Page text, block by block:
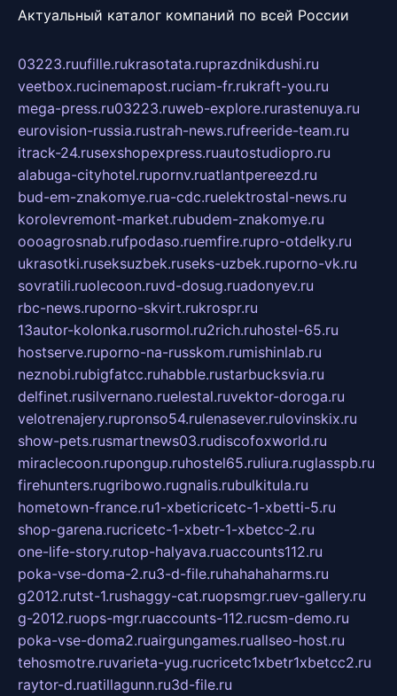
Актуальный каталог компаний по всей России
03223.ruufille.rukrasotata.ruprazdnikdushi.ru
veetbox.rucinemapost.ruciam-fr.rukraft-you.ru
mega-press.ru03223.ruweb-explore.rurastenuya.ru
eurovision-russia.rustrah-news.rufreeride-team.ru
itrack-24.rusexshopexpress.ruautostudiopro.ru
alabuga-cityhotel.rupornv.ruatlantpereezd.ru
bud-em-znakomye.rua-cdc.ruelektrostal-news.ru
korolevremont-market.rubudem-znakomye.ru
oooagrosnab.rufpodaso.ruemfire.rupro-otdelky.ru
ukrasotki.ruseksuzbek.ruseks-uzbek.ruporno-vk.ru
sovratili.ruolecoon.ruvd-dosug.ruadonyev.ru
rbc-news.ruporno-skvirt.rukrospr.ru
13autor-kolonka.rusormol.ru2rich.ruhostel-65.ru
hostserve.ruporno-na-russkom.rumishinlab.ru
neznobi.rubigfatcc.ruhabble.rustarbucksvia.ru
delfinet.rusilvernano.ruelestal.ruvektor-doroga.ru
velotrenajery.rupronso54.rulenasever.rulovinskix.ru
show-pets.rusmartnews03.rudiscofoxworld.ru
miraclecoon.rupongup.ruhostel65.ruliura.ruglasspb.ru
firehunters.rugribowo.rugnalis.rubulkitula.ru
hometown-france.ru1-xbeticricetc-1-xbetti-5.ru
shop-garena.rucricetc-1-xbetr-1-xbetcc-2.ru
one-life-story.rutop-halyava.ruaccounts112.ru
poka-vse-doma-2.ru3-d-file.ruhahahaharms.ru
g2012.rutst-1.rushaggy-cat.ruopsmgr.ruev-gallery.ru
g-2012.ruops-mgr.ruaccounts-112.rucsm-demo.ru
poka-vse-doma2.ruairgungames.ruallseo-host.ru
tehosmotre.ruvarieta-yug.rucricetc1xbetr1xbetcc2.ru
raytor-d.ruatillagunn.ru3d-file.ru